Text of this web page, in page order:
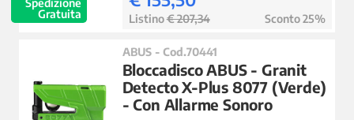
Gratuita Listino€ 207,34 Sconto 25%
ABUS - Cod.70441
Bloccadisco ABUS - Granit
Detecto X-Plus 8077 (Verde)
- Con Allarme Sonoro